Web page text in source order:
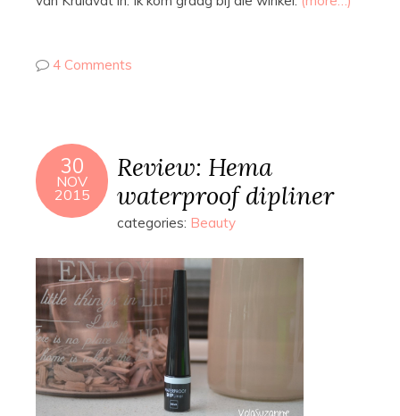
4 Comments
30
NOV
2015
Review: Hema
waterproof dipliner
categories: Beauty